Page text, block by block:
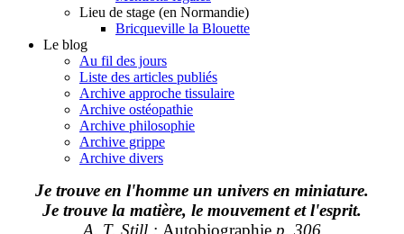
Lieu de stage (en Normandie)
Bricqueville la Blouette
Le blog
Au fil des jours
Liste des articles publiés
Archive approche tissulaire
Archive ostéopathie
Archive philosophie
Archive grippe
Archive divers
Je trouve en l'homme un univers en miniature.
Je trouve la matière, le mouvement et l'esprit.
A. T. Still : Autobiographie p. 306